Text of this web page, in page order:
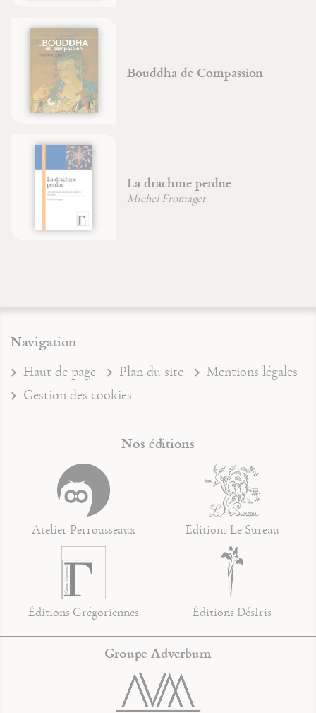
de Compassion
perdue
Hélène
Navigation
Haut de page Plan du site
Mentions légales
Gestion des cookies
Nos éditions
Atelier Perrousseaux Éditions Le Sureau
Éditions Grégoriennes Éditions DésIris
Groupe Adverbum